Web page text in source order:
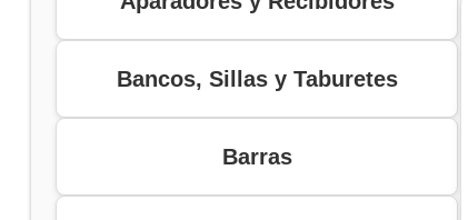
Bancos, Sillas y Taburetes
Barras